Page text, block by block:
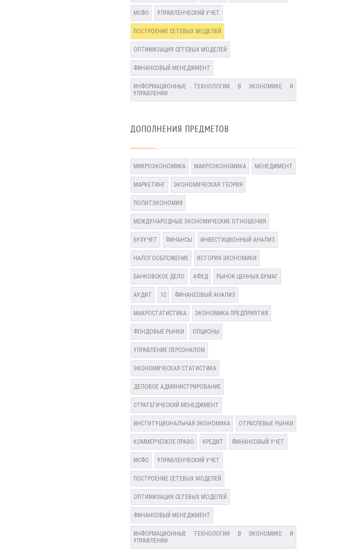
МСФО УПРАВЛЕНЧЕСКИЙ УЧЕТ
ПОСТРОЕНИЕ СЕТЕВЫХ МОДЕЛЕЙ
ОПТИМИЗАЦИЯ СЕТЕВЫХ МОДЕЛЕЙ
ФИНАНСОВЫЙ МЕНЕДЖМЕНТ
ИНФОРМАЦИОННЫЕ ТЕХНОЛОГИИ В ЭКОНОМИКЕ И
УПРАВЛЕНИИ
ДОПОЛНЕНИЯ ПРЕДМЕТОВ
МИКРОЭКОНОМИКА МАКРОЭКОНОМИКА МЕНЕДЖМЕНТ
МАРКЕТИНГ ЭКОНОМИЧЕСКАЯ ТЕОРИЯ
ПОЛИТЭКОНОМИЯ
МЕЖДУНАРОДНЫЕ ЭКОНОМИЧЕСКИЕ ОТНОШЕНИЯ
БУХУЧЕТ ФИНАНСЫ ИНВЕСТИЦИОННЫЙ АНАЛИЗ
НАЛОГООБЛОЖЕНИЕ ИСТОРИЯ ЭКОНОМИКИ
БАНКОВСКОЕ ДЕЛО АФХД РЫНОК ЦЕННЫХ БУМАГ
АУДИТ 1С ФИНАНСОВЫЙ АНАЛИЗ
МАКРОСТАТИСТИКА ЭКОНОМИКА ПРЕДПРИЯТИЯ
ФОНДОВЫЕ РЫНКИ ОПЦИОНЫ
УПРАВЛЕНИЕ ПЕРСОНАЛОМ
ЭКОНОМИЧЕСКАЯ СТАТИСТИКА
ДЕЛОВОЕ АДМИНИСТРИРОВАНИЕ
СТРАТЕГИЧЕСКИЙ МЕНЕДЖМЕНТ
ИНСТИТУЦИОНАЛЬНАЯ ЭКОНОМИКА ОТРАСЛЕВЫЕ РЫНКИ
КОММЕРЧЕСКОЕ ПРАВО КРЕДИТ ФИНАНСОВЫЙ УЧЕТ
МСФО УПРАВЛЕНЧЕСКИЙ УЧЕТ
ПОСТРОЕНИЕ СЕТЕВЫХ МОДЕЛЕЙ
ОПТИМИЗАЦИЯ СЕТЕВЫХ МОДЕЛЕЙ
ФИНАНСОВЫЙ МЕНЕДЖМЕНТ
ИНФОРМАЦИОННЫЕ ТЕХНОЛОГИИ В ЭКОНОМИКЕ И
УПРАВЛЕНИИ